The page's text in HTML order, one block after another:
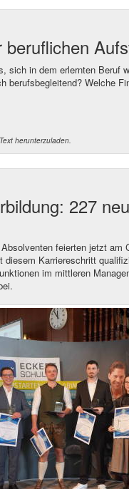
sich in dem erlernten Beruf
berufsbegleitend? Welche
herunterzuladen.
227
feierten jetzt
Karriereschritt
im mittleren